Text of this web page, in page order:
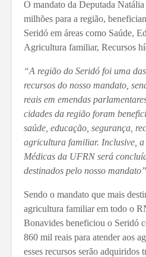
O mandato da Deputada
milhões para a região,
Seridó em áreas como Saúde,
Agricultura familiar, Recursos
“A região do Seridó foi uma
recursos do nosso mandato,
reais em emendas
cidades da região foram
saúde, educação, segurança,
agricultura familiar. Inclusive, a
Médicas da UFRN será
destinados pelo nosso mandato”
Sendo o mandato que mais
agricultura familiar em todo o
Bonavides beneficiou o Seridó
860 mil reais para atender aos
esses recursos serão adquiridos